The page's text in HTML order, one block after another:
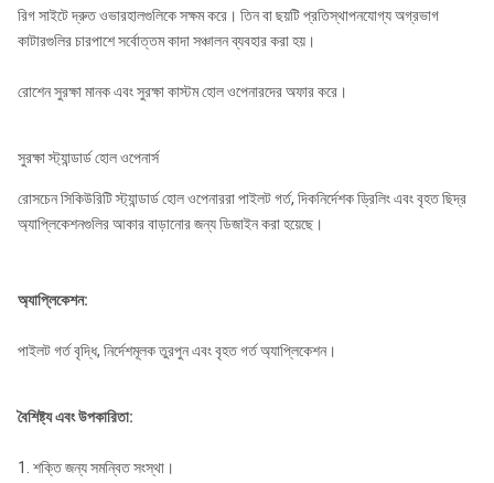
রিগ সাইটে দ্রুত ওভারহালগুলিকে সক্ষম করে। তিন বা ছয়টি প্রতিস্থাপনযোগ্য অগ্রভাগ
কাটারগুলির চারপাশে সর্বোত্তম কাদা সঞ্চালন ব্যবহার করা হয়।
রোশেন সুরক্ষা মানক এবং সুরক্ষা কাস্টম হোল ওপেনারদের অফার করে।
সুরক্ষা স্ট্যান্ডার্ড হোল ওপেনার্স
রোসচেন সিকিউরিটি স্ট্যান্ডার্ড হোল ওপেনাররা পাইলট গর্ত, দিকনির্দেশক ড্রিলিং এবং বৃহত ছিদ্র
অ্যাপ্লিকেশনগুলির আকার বাড়ানোর জন্য ডিজাইন করা হয়েছে।
অ্যাপ্লিকেশন:
পাইলট গর্ত বৃদ্ধি, নির্দেশমূলক তুরপুন এবং বৃহত গর্ত অ্যাপ্লিকেশন।
বৈশিষ্ট্য এবং উপকারিতা:
1. শক্তি জন্য সমন্বিত সংস্থা।